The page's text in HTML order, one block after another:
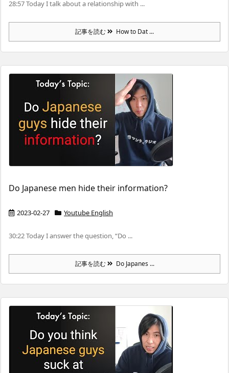
28:57 Today I talk about a relationship with ...
記事を読む How to Dat ...
Do Japanese men hide their information?
2023-02-27 Youtube English
30:22 Today I answer the question, “Do ...
記事を読む Do Japanes ...